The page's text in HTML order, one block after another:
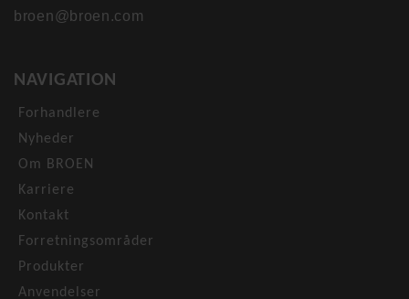
NAVIGATION
Forhandlere
Nyheder
Om BROEN
Karriere
Kontakt
Forretningsområder
Produkter
Anvendelser
broen@broen.com